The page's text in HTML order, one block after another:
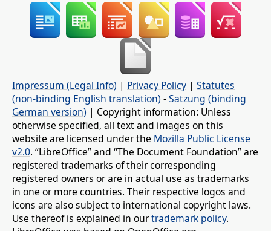
Impressum (Legal Info) | Privacy Policy | Statutes
(non-binding English translation) -Satzung (binding
German version) | Copyright information: Unless
otherwise specified, all text and images on this
website are licensed under the Mozilla Public License
v2.0. “LibreOffice” and “The Document Foundation” are
registered trademarks of their corresponding
registered owners or are in actual use as trademarks
in one or more countries. Their respective logos and
icons are also subject to international copyright laws.
Use thereof is explained in ourtrademark policy.